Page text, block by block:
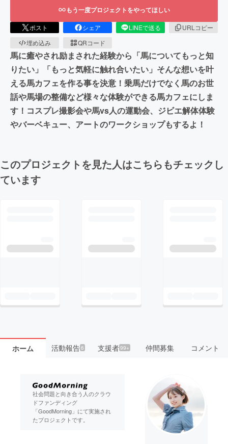
もう一度プロジェクトをやってほしい
ポスト シェア LINEで送る
URLコピー
埋め込み
QRコード
馬に癒やされ励まされた経験から「馬についてもっと知
りたい」「もっと気軽に触れ合いたい」そんな想いを叶
える馬カフェを作る事を決意！乗馬だけでなく馬のお世
話や馬場の整備など様々な体験ができる馬カフェにしま
す！コスプレ撮影会や馬vs人の運動会、ジビエ解体体験
やバーベキュー、アートのワークショップもするよ！
このプロジェクトを見た人はこちらもチェックし
ています
ホーム 活動報告6 支援者99+ 仲間募集 コメント
社会問題と向き合う人のクラウ
ドファンディング
「GoodMorning」にて実施され
たプロジェクトです。